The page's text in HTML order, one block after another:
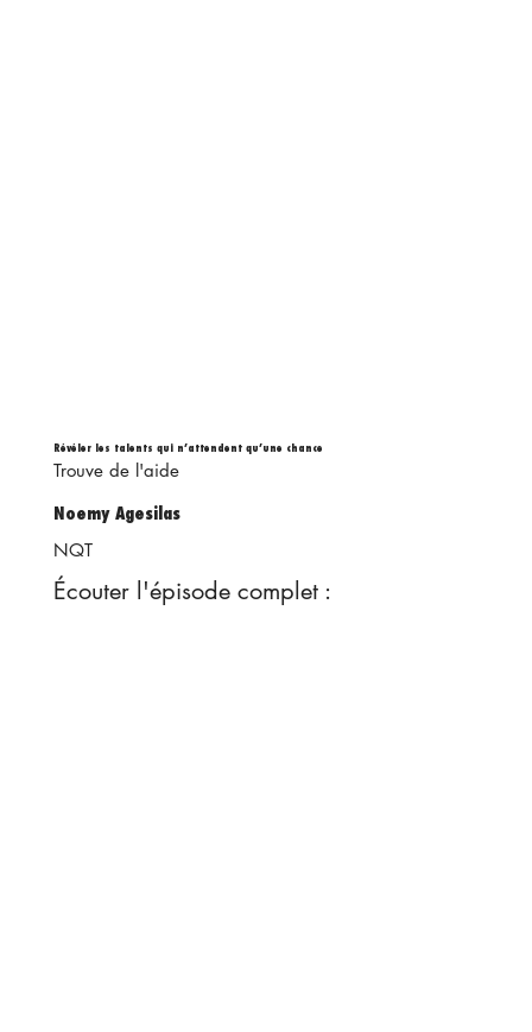
Révéler les talents qui n’attendent qu’une chance
Trouve de l'aide
Noemy Agesilas
NQT
Écouter l'épisode complet :